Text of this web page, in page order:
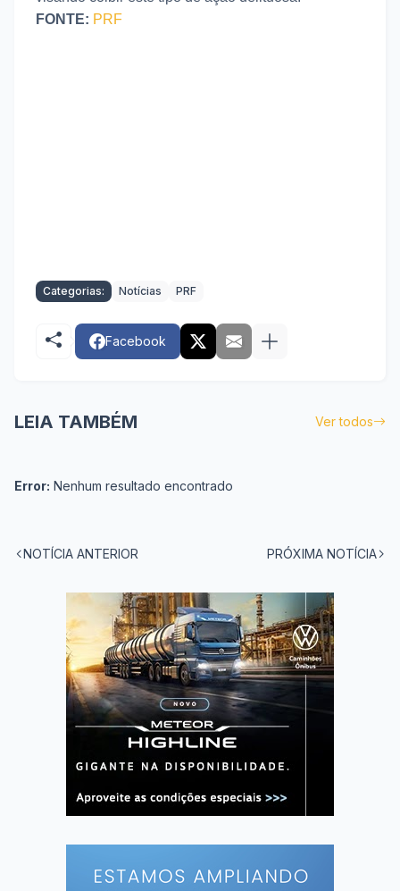
FONTE: PRF
Categorias: Notícias PRF
Facebook
LEIA TAMBÉM Ver todos
Error: Nenhum resultado encontrado
NOTÍCIA ANTERIOR PRÓXIMA NOTÍCIA